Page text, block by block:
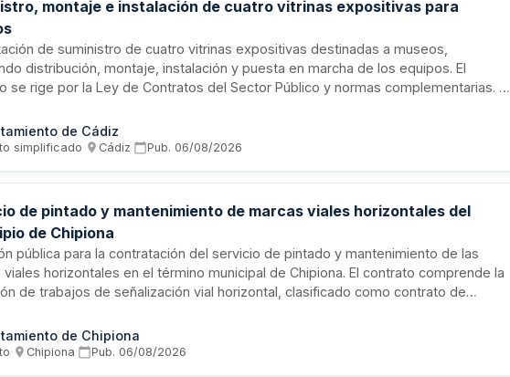
montaje e instalación de cuatro vitrinas expositivas para
de suministro de cuatro vitrinas expositivas destinadas a museos,
distribución, montaje, instalación y puesta en marcha de los equipos. El
se rige por la Ley de Contratos del Sector Público y normas complementarias. La
y proceso de fabricación. El responsable del contrato supervisará la
y adoptará las decisiones necesarias para asegurar el correcto cumplimiento
de Cádiz
simplificado· Cádiz· Pub. 06/08/2026
de pintado y mantenimiento de marcas viales horizontales del
de Chipiona
pública para la contratación del servicio de pintado y mantenimiento de las
viales horizontales en el término municipal de Chipiona. El contrato comprende la
de trabajos de señalización vial horizontal, clasificado como contrato de
abierto, permitiendo la presentación de ofertas por lotes independientes.
contratante es la entidad local de Chipiona.
de Chipiona
· Chipiona· Pub. 06/08/2026